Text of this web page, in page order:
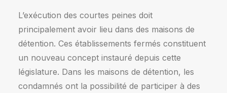
L’exécution des courtes peines doit
principalement avoir lieu dans des maisons de
détention. Ces établissements fermés constituent
un nouveau concept instauré depuis cette
législature. Dans les maisons de détention, les
condamnés ont la possibilité de participer à des